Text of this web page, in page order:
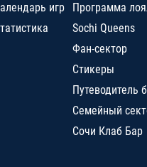
игр
Программа
Sochi Queens
Фан-сектор
Стикеры
Путеводитель
Семейный
Сочи Клаб Бар